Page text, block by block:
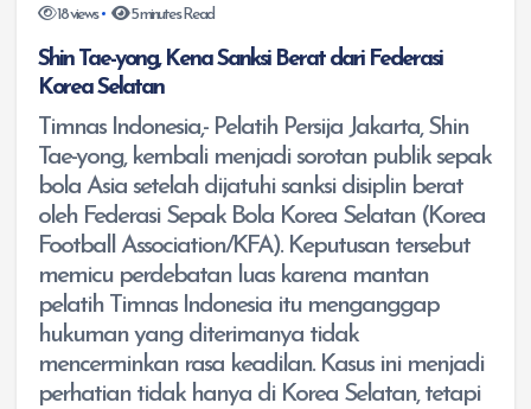
18 views
5 minutes Read
Shin Tae-yong, Kena Sanksi Berat dari Federasi
Korea Selatan
Timnas Indonesia,- Pelatih Persija Jakarta, Shin
Tae-yong, kembali menjadi sorotan publik sepak
bola Asia setelah dijatuhi sanksi disiplin berat
oleh Federasi Sepak Bola Korea Selatan (Korea
Football Association/KFA). Keputusan tersebut
memicu perdebatan luas karena mantan
pelatih Timnas Indonesia itu menganggap
hukuman yang diterimanya tidak
mencerminkan rasa keadilan. Kasus ini menjadi
perhatian tidak hanya di Korea Selatan, tetapi